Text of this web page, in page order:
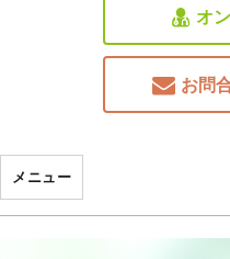
オ
お問
メニュー